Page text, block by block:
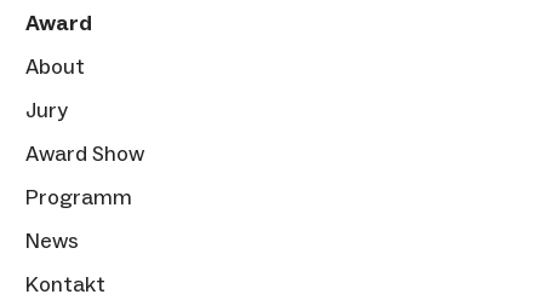
Award
About
Jury
Award Show
Programm
News
Kontakt